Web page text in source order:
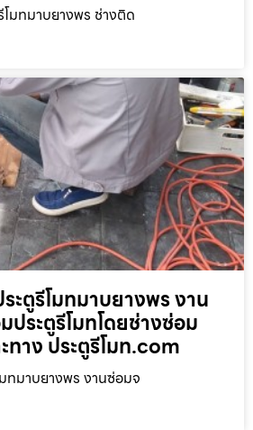
โมทมาบยางพร ช่างติด
ะตูรีโมทมาบยางพร งาน
ประตูรีโมทโดยช่างซ่อม
ทาง ประตูรีโมท.com
ทมาบยางพร งานซ่อมจ